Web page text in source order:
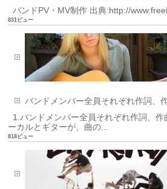
バンドPV・MV制作 出典:http://
831ビュー
バンドメンバー全員それぞれ作詞、
1.バンドメンバー全員それぞれ作詞、
ーカルとギターが、曲の...
818ビュー